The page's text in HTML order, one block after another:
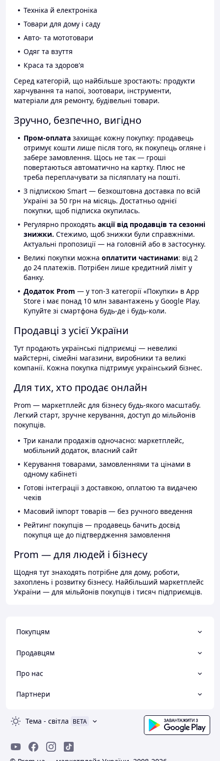
Техніка й електроніка
Товари для дому і саду
Авто- та мототовари
Одяг та взуття
Краса та здоров'я
Серед категорій, що найбільше зростають: продукти
харчування та напої, зоотовари, інструменти,
матеріали для ремонту, будівельні товари.
Зручно, безпечно, вигідно
Пром-оплата захищає кожну покупку: продавець
отримує кошти лише після того, як покупець огляне і
забере замовлення. Щось не так — гроші
повертаються автоматично на картку. Плюс не
треба переплачувати за післяплату на пошті.
З підпискою Smart — безкоштовна доставка по всій
Україні за 50 грн на місяць. Достатньо однієї
покупки, щоб підписка окупилась.
Регулярно проходять акції від продавців та сезонні
знижки. Стежимо, щоб знижки були справжніми.
Актуальні пропозиції — на головній або в застосунку.
Великі покупки можна оплатити частинами: від 2
до 24 платежів. Потрібен лише кредитний ліміт у
банку.
Додаток Prom — у топ-3 категорії «Покупки» в App
Store і має понад 10 млн завантажень у Google Play.
Купуйте зі смартфона будь-де і будь-коли.
Продавці з усієї України
Тут продають українські підприємці — невеликі
майстерні, сімейні магазини, виробники та великі
компанії. Кожна покупка підтримує український бізнес.
Для тих, хто продає онлайн
Prom — маркетплейс для бізнесу будь-якого масштабу.
Легкий старт, зручне керування, доступ до мільйонів
покупців.
Три канали продажів одночасно: маркетплейс,
мобільний додаток, власний сайт
Керування товарами, замовленнями та цінами в
одному кабінеті
Готові інтеграції з доставкою, оплатою та видачею
чеків
Масовий імпорт товарів — без ручного введення
Рейтинг покупців — продавець бачить досвід
покупця ще до підтвердження замовлення
Prom — для людей і бізнесу
Щодня тут знаходять потрібне для дому, роботи,
захоплень і розвитку бізнесу. Найбільший маркетплейс
України — для мільйонів покупців і тисяч підприємців.
Покупцям
Продавцям
Про нас
Партнери
Тема - світла BETA